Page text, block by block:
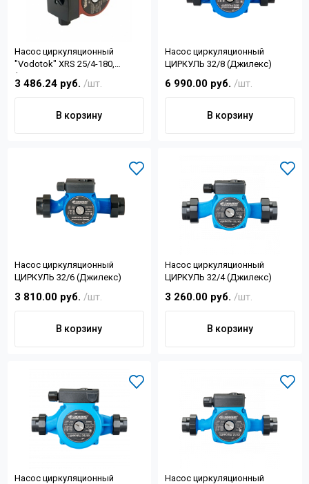
Насос циркуляционный
"Vodotok" XRS 25/4-180,
(36/52/72Вт, 50 л/мин, Н-4м, 2
гайки d 1", d отв.1½")
3 486.24 руб. /шт.
В корзину
Насос циркуляционный
ЦИРКУЛЬ 32/8 (Джилекс)
6 990.00 руб. /шт.
В корзину
Насос циркуляционный
ЦИРКУЛЬ 32/6 (Джилекс)
3 810.00 руб. /шт.
В корзину
Насос циркуляционный
ЦИРКУЛЬ 32/4 (Джилекс)
3 260.00 руб. /шт.
В корзину
Насос циркуляционный
Насос циркуляционный